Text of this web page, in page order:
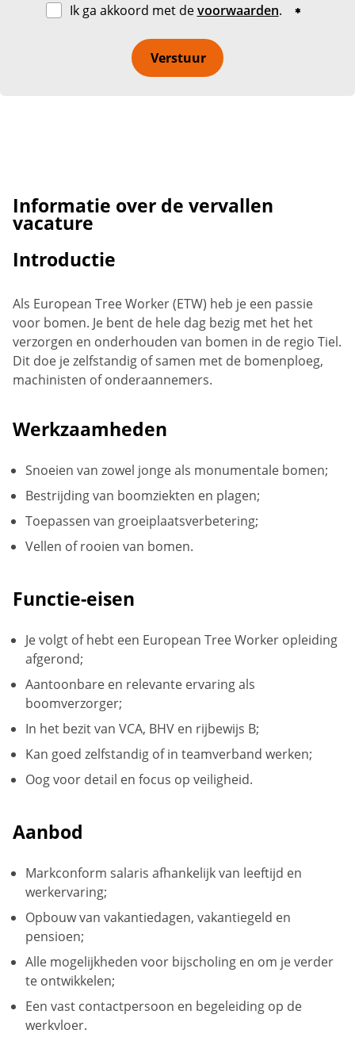
Ik ga akkoord met devoorwaarden.
Verstuur
Informatie over de vervallen
vacature
Introductie
Als European Tree Worker (ETW) heb je een passie
voor bomen. Je bent de hele dag bezig met het het
verzorgen en onderhouden van bomen in de regio Tiel.
Dit doe je zelfstandig of samen met de bomenploeg,
machinisten of onderaannemers.
Werkzaamheden
Snoeien van zowel jonge als monumentale bomen;
Bestrijding van boomziekten en plagen;
Toepassen van groeiplaatsverbetering;
Vellen of rooien van bomen.
Functie-eisen
Je volgt of hebt een European Tree Worker opleiding
afgerond;
Aantoonbare en relevante ervaring als
boomverzorger;
In het bezit van VCA, BHV en rijbewijs B;
Kan goed zelfstandig of in teamverband werken;
Oog voor detail en focus op veiligheid.
Aanbod
Markconform salaris afhankelijk van leeftijd en
werkervaring;
Opbouw van vakantiedagen, vakantiegeld en
pensioen;
Alle mogelijkheden voor bijscholing en om je verder
te ontwikkelen;
Een vast contactpersoon en begeleiding op de
werkvloer.